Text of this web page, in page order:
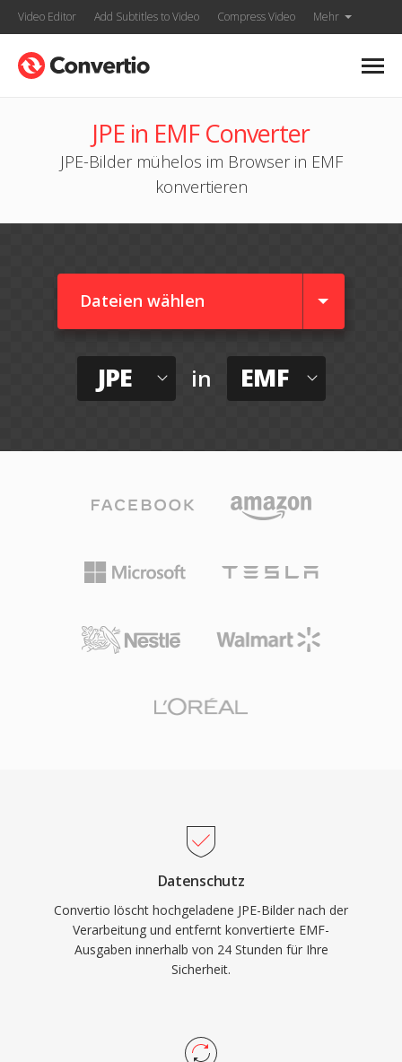
Video Editor Add Subtitles to Video Compress Video Mehr
JPE in EMF Converter
JPE-Bilder mühelos im Browser in EMF
konvertieren
Dateien wählen
JPE in EMF
Datenschutz
Convertio löscht hochgeladene JPE-Bilder nach der
Verarbeitung und entfernt konvertierte EMF-
Ausgaben innerhalb von 24 Stunden für Ihre
Sicherheit.